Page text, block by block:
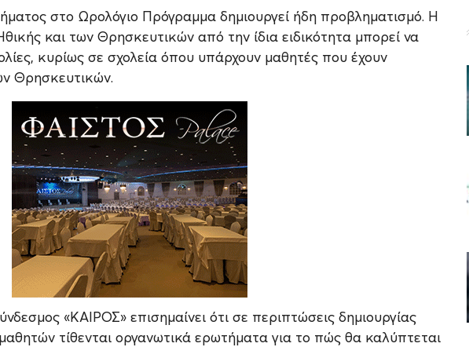
στο Ωρολόγιο Πρόγραμμα δημιουργεί ήδη προβληματισμό. Η
και των Θρησκευτικών από την ίδια ειδικότητα μπορεί να
κυρίως σε σχολεία όπου υπάρχουν μαθητές που έχουν
Θρησκευτικών.
«ΚΑΙΡΟΣ» επισημαίνει ότι σε περιπτώσεις δημιουργίας
τίθενται οργανωτικά ερωτήματα για το πώς θα καλύπτεται